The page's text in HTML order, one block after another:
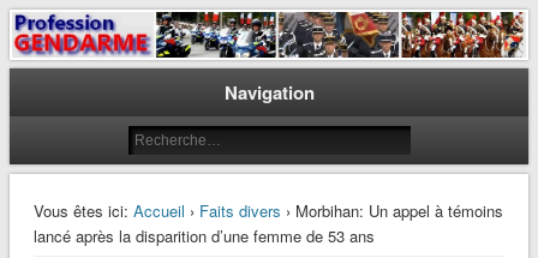
Profession Gendarme
Le journal des gendarmes
Navigation
Vous êtes ici: Accueil › Faits divers › Morbihan: Un appel à témoins
lancé après la disparition d’une femme de 53 ans